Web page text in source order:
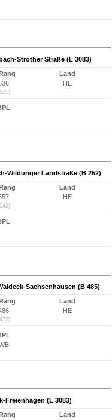
Strother Straße (L 3083)
Land
HE
Wildunger Landstraße (B 252)
Land
HE
Sachsenhausen (B 485)
Land
HE
Freienhagen (L 3083)
Land